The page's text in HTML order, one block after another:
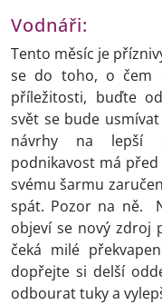
Vodnáři:
Tento měsíc je
se do toho, o čem
příležitosti, buďte
svět se bude
návrhy na lepší
podnikavost má
svému šarmu
spát. Pozor na ně.
objeví se nový zdroj
čeká milé
dopřejte si delší
odbourat tuky a